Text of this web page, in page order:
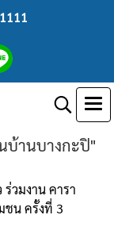
บ้านบางกะปิ"
วมงาน คารา
ชน ครั้งที่ 3